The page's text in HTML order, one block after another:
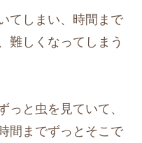
てしまい、時間まで
難しくなってしまう
っと虫を見ていて、
間までずっとそこで